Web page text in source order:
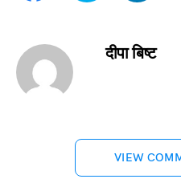
दीपा बिष्ट
VIEW